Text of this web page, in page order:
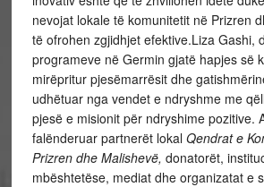
nevojat lokale të komunitetit në Prizren
të ofrohen zgjidhjet efektive.Liza Gashi,
programeve në Germin gjatë hapjes së
mirëpritur pjesëmarrësit dhe
udhëtuar nga vendet e ndryshme me
pjesë e misionit për ndryshime pozitive.
falënderuar partnerët lokal Qendrat e
Prizren dhe Malishevë, donatorët,
mbështetëse, mediat dhe organizatat e